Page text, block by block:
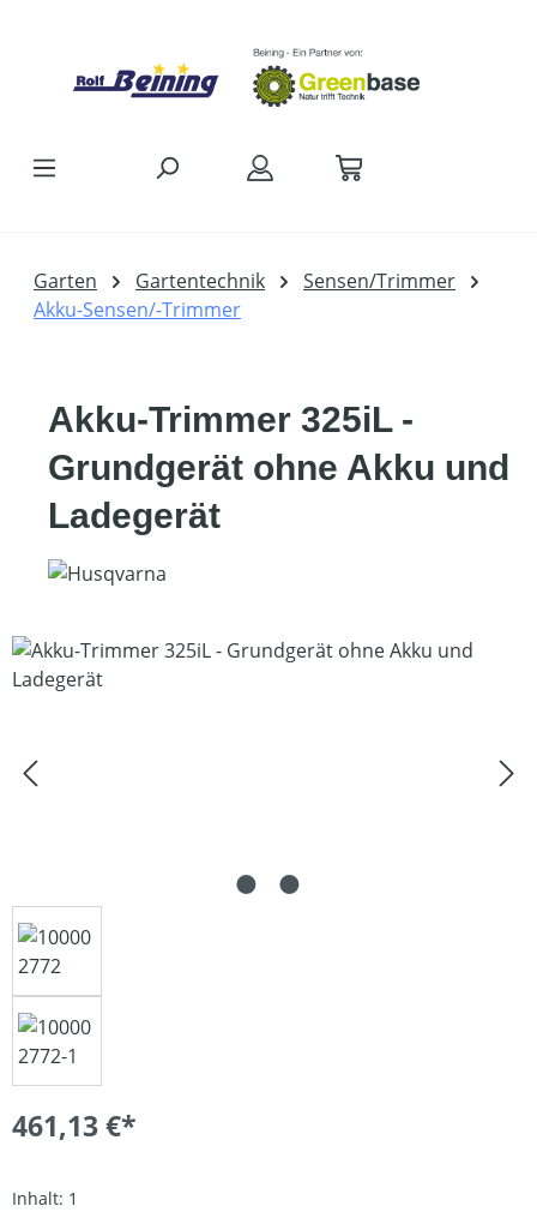
Garten Gartentechnik
Sensen/Trimmer
Akku-Sensen/-Trimmer
Akku-Trimmer 325iL -
Grundgerät ohne Akku und
Ladegerät
Bildergalerie überspringen
461,13 €*
Inhalt: 1